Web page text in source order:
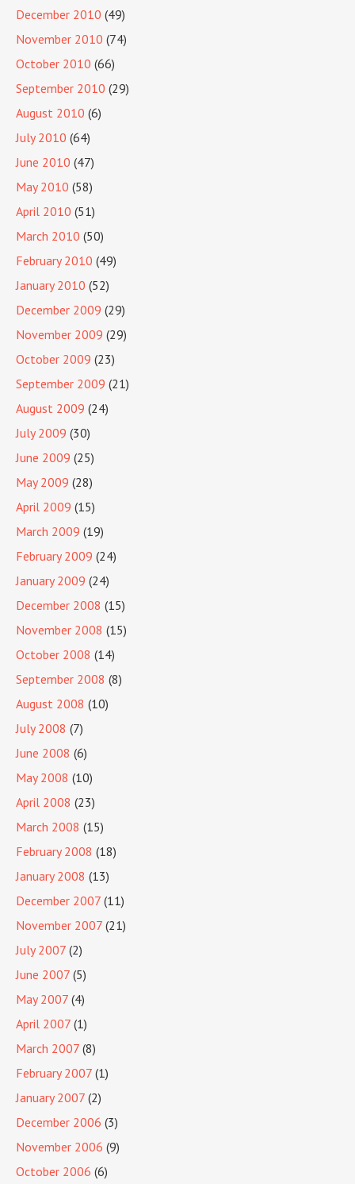
December 2010 (49)
November 2010 (74)
October 2010 (66)
September 2010 (29)
August 2010 (6)
July 2010 (64)
June 2010 (47)
May 2010 (58)
April 2010 (51)
March 2010 (50)
February 2010 (49)
January 2010 (52)
December 2009 (29)
November 2009 (29)
October 2009 (23)
September 2009 (21)
August 2009 (24)
July 2009 (30)
June 2009 (25)
May 2009 (28)
April 2009 (15)
March 2009 (19)
February 2009 (24)
January 2009 (24)
December 2008 (15)
November 2008 (15)
October 2008 (14)
September 2008 (8)
August 2008 (10)
July 2008 (7)
June 2008 (6)
May 2008 (10)
April 2008 (23)
March 2008 (15)
February 2008 (18)
January 2008 (13)
December 2007 (11)
November 2007 (21)
July 2007 (2)
June 2007 (5)
May 2007 (4)
April 2007 (1)
March 2007 (8)
February 2007 (1)
January 2007 (2)
December 2006 (3)
November 2006 (9)
October 2006 (6)